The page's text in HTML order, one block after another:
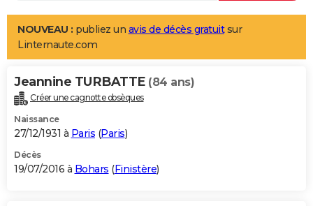
LIFESTYLE
Art de vivre
Bien-être
Loisirs
Mode
Modes de vie
Alimentation
Guide de la santé
Maladies
Médicaments
Sommeil
VOYAGE
Destinations
City break
Voyage nature
Voyage de noces
Forum
Climat
+PHOTO
GUIDES D'ACHAT
BONS PLANS
NOUVEAU : publiez un avis de décès gratuitsur
Linternaute.com
Jeannine TURBATTE (84 ans)
Créer une cagnotte obsèques
Naissance
27/12/1931 à Paris (Paris)
Décès
19/07/2016 à Bohars (Finistère)